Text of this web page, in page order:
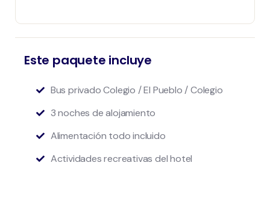
Este paquete incluye
Bus privado Colegio / El Pueblo / Colegio
3 noches de alojamiento
Alimentación todo incluido
Actividades recreativas del hotel